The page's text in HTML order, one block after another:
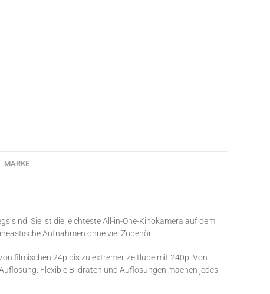
MARKE
sind: Sie ist die leichteste All-in-One-Kinokamera auf dem
Aufnahmen ohne viel Zubehör.
filmischen 24p bis zu extremer Zeitlupe mit 240p. Von
Flexible Bildraten und Auflösungen machen jedes